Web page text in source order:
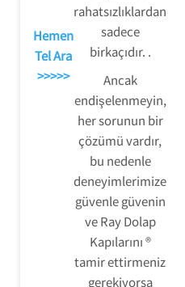
Hemen
Tel Ara
>>>>>
rahatsızlıklardan
sadece
birkaçıdır. .
Ancak
endişelenmeyin,
her sorunun bir
çözümü vardır,
bu nedenle
deneyimlerimize
güvenle güvenin
ve Ray Dolap
Kapılarını ®
tamir ettirmeniz
gerekiyorsa